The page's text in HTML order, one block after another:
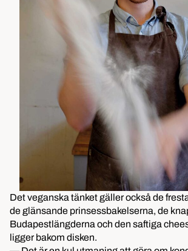
Det veganska tänket gäller också de
de glänsande prinsessbakelserna, de
Budapestlängderna och den saftiga
ligger bakom disken.